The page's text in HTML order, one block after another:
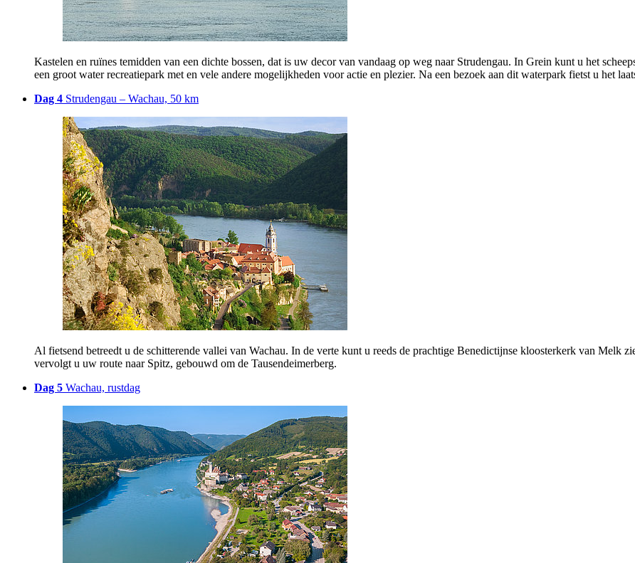
Kastelen en ruïnes temidden van een dichte bossen, dat is uw decor van vandaag op weg naar Strudengau. In Grein kunt u het
een groot water recreatiepark met en vele andere mogelijkheden voor actie en plezier. Na een bezoek aan dit waterpark fietst u het
Dag 4 Strudengau – Wachau, 50 km
Al fietsend betreedt u de schitterende vallei van Wachau. In de verte kunt u reeds de prachtige Benedictijnse kloosterkerk van Melk
vervolgt u uw route naar Spitz, gebouwd om de Tausendeimerberg.
Dag 5 Wachau, rustdag